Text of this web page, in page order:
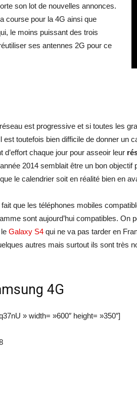
son lot de nouvelles annonces.
course pour la 4G ainsi que
le moins puissant des trois
ses antennes 2G pour ce
est progressive et si toutes les
est toutefois bien difficile de donner un
d’effort chaque jour pour asseoir leur
2014 semblait être un bon
le calendrier soit en réalité bien en
que les téléphones mobiles
sont aujourd’hui compatibles. On
Galaxy S4 qui ne va pas tarder en
autres mais surtout ils sont très
4G
» width= »600″ height= »350″]